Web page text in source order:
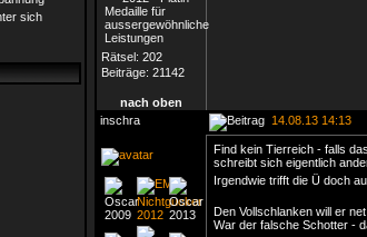
sich
Rätsel: 202
Beiträge: 21142
nach oben
inschra
14.08.13 14:13
Find kein Tierreich - falls
schreibt sich eigentlich
Irgendwie trifft die Ü doch
Den Vollschlanken will er
War der falsche Schotter -